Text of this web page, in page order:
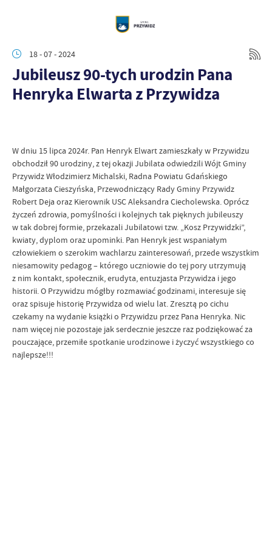
18 - 07 - 2024
Jubileusz 90-tych urodzin Pana
Henryka Elwarta z Przywidza
W dniu 15 lipca 2024r. Pan Henryk Elwart zamieszkały w Przywidzu
obchodził 90 urodziny, z tej okazji Jubilata odwiedzili Wójt Gminy
Przywidz Włodzimierz Michalski, Radna Powiatu Gdańskiego
Małgorzata Cieszyńska, Przewodniczący Rady Gminy Przywidz
Robert Deja oraz Kierownik USC Aleksandra Ciecholewska. Oprócz
życzeń zdrowia, pomyślności i kolejnych tak pięknych jubileuszy
w tak dobrej formie, przekazali Jubilatowi tzw. „Kosz Przywidzki”,
kwiaty, dyplom oraz upominki. Pan Henryk jest wspaniałym
człowiekiem o szerokim wachlarzu zainteresowań, przede wszystkim
niesamowity pedagog – którego uczniowie do tej pory utrzymują
z nim kontakt, społecznik, erudyta, entuzjasta Przywidza i jego
historii. O Przywidzu mógłby rozmawiać godzinami, interesuje się
oraz spisuje historię Przywidza od wielu lat. Zresztą po cichu
czekamy na wydanie książki o Przywidzu przez Pana Henryka. Nic
nam więcej nie pozostaje jak serdecznie jeszcze raz podziękować za
pouczające, przemiłe spotkanie urodzinowe i życzyć wszystkiego co
najlepsze!!!